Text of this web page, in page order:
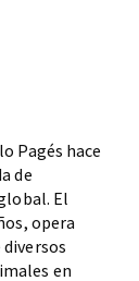
Pagés hace
de
El
opera
en